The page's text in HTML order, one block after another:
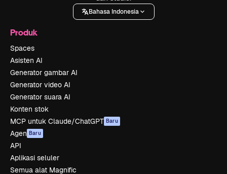
Bahasa Indonesia
Produk
Spaces
Asisten AI
Generator gambar AI
Generator video AI
Generator suara AI
Konten stok
MCP untuk Claude/ChatGPT Baru
Agen Baru
API
Aplikasi seluler
Semua alat Magnific